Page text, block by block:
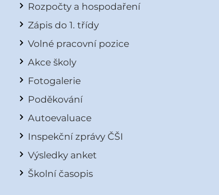
Rozpočty a hospodaření
Zápis do 1. třídy
Volné pracovní pozice
Akce školy
Fotogalerie
Poděkování
Autoevaluace
Inspekční zprávy ČŠI
Výsledky anket
Školní časopis